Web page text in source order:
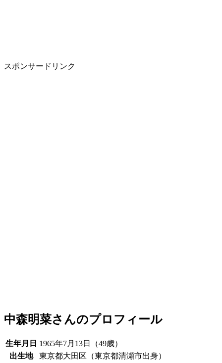
スポンサードリンク
中森明菜さんのプロフィール
生年月日 1965年7月13日（49歳）
出生地
東京都大田区（東京都清瀬市出身）